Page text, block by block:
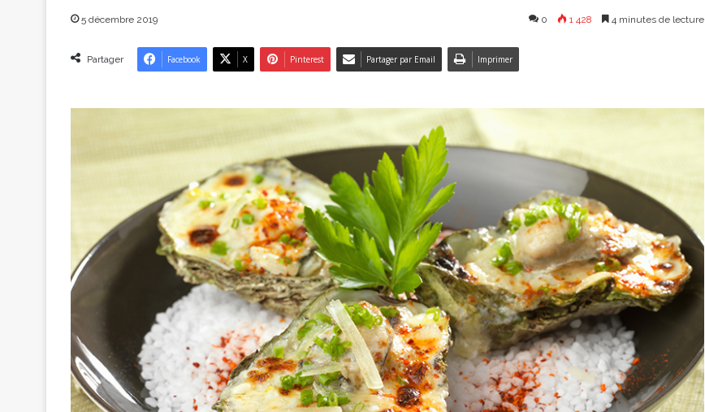
5 décembre 2019 0 1 428 4 minutes de lecture
Partager Facebook X Pinterest Partager par Email Imprimer